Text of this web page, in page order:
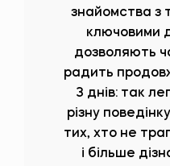
знайомства з
ключовими
дозволяють
радить
3 днів: так
різну
тих, хто не
і більше